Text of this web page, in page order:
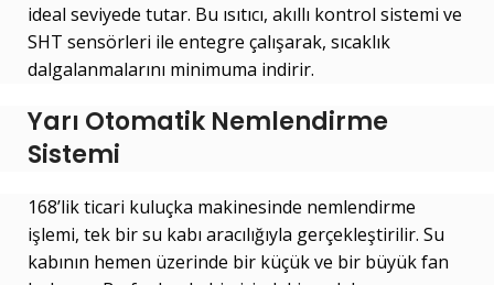
ideal seviyede tutar. Bu ısıtıcı, akıllı kontrol sistemi ve
SHT sensörleri ile entegre çalışarak, sıcaklık
dalgalanmalarını minimuma indirir.
Yarı Otomatik Nemlendirme
Sistemi
168’lik ticari kuluçka makinesinde nemlendirme
işlemi, tek bir su kabı aracılığıyla gerçekleştirilir. Su
kabının hemen üzerinde bir küçük ve bir büyük fan